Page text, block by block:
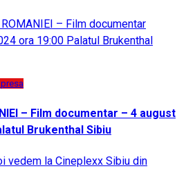
– Film documentar – 4 august
Brukenthal Sibiu